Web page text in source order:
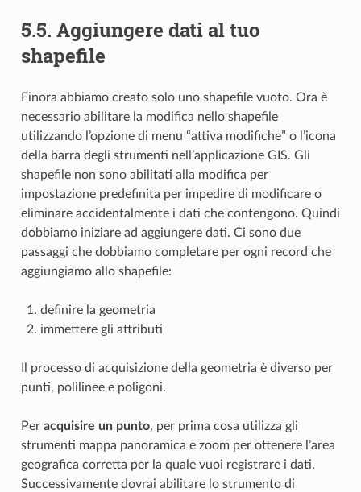
5.5. Aggiungere dati al tuo
shapefile
Finora abbiamo creato solo uno shapefile vuoto. Ora è
necessario abilitare la modifica nello shapefile
utilizzando l’opzione di menu “attiva modifiche” o l’icona
della barra degli strumenti nell’applicazione GIS. Gli
shapefile non sono abilitati alla modifica per
impostazione predefinita per impedire di modificare o
eliminare accidentalmente i dati che contengono. Quindi
dobbiamo iniziare ad aggiungere dati. Ci sono due
passaggi che dobbiamo completare per ogni record che
aggiungiamo allo shapefile:
definire la geometria
immettere gli attributi
Il processo di acquisizione della geometria è diverso per
punti, polilinee e poligoni.
Per acquisire un punto, per prima cosa utilizza gli
strumenti mappa panoramica e zoom per ottenere l’area
geografica corretta per la quale vuoi registrare i dati.
Successivamente dovrai abilitare lo strumento di